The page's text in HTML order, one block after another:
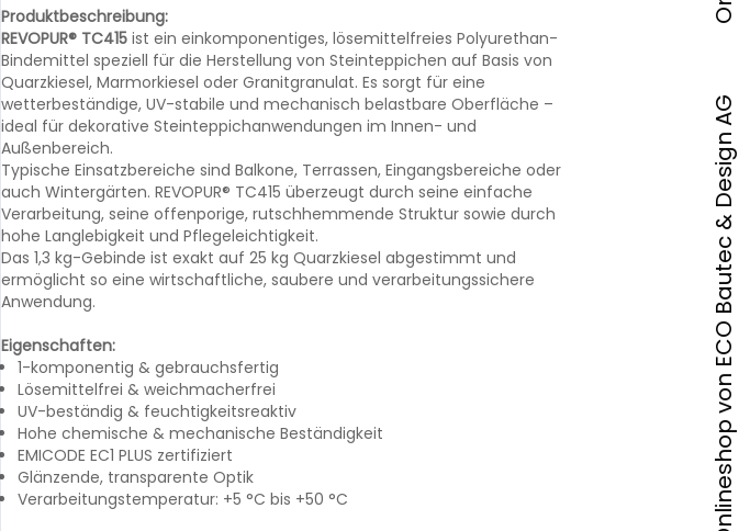
Produktbeschreibung:
REVOPUR® TC415 ist ein einkomponentiges, lösemittelfreies Polyurethan-
Bindemittel speziell für die Herstellung von Steinteppichen auf Basis von
Quarzkiesel, Marmorkiesel oder Granitgranulat. Es sorgt für eine
wetterbeständige, UV-stabile und mechanisch belastbare Oberfläche –
ideal für dekorative Steinteppichanwendungen im Innen- und
Außenbereich.
Typische Einsatzbereiche sind Balkone, Terrassen, Eingangsbereiche oder
auch Wintergärten. REVOPUR® TC415 überzeugt durch seine einfache
Verarbeitung, seine offenporige, rutschhemmende Struktur sowie durch
hohe Langlebigkeit und Pflegeleichtigkeit.
Das 1,3 kg-Gebinde ist exakt auf 25 kg Quarzkiesel abgestimmt und
ermöglicht so eine wirtschaftliche, saubere und verarbeitungssichere
Anwendung.
Eigenschaften:
1-komponentig & gebrauchsfertig
Lösemittelfrei & weichmacherfrei
UV-beständig & feuchtigkeitsreaktiv
Hohe chemische & mechanische Beständigkeit
EMICODE EC1 PLUS zertifiziert
Glänzende, transparente Optik
Verarbeitungstemperatur: +5 °C bis +50 °C
Onlineshop von ECO Bautec & Design AG